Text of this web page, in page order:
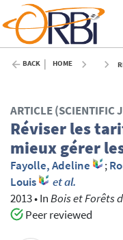
BACK HOME
ARTICLE (SCIENTIFIC
Réviser les
mieux gérer
Fayolle, Adeline ;
Louis
et al.
2013•InBois et Forêts
Peer reviewed